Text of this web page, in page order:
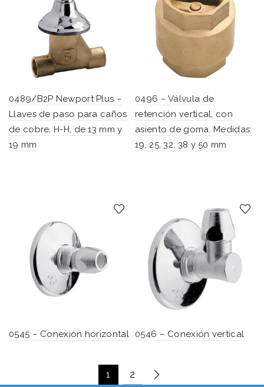
0489/B2P Newport Plus –
Llaves de paso para caños
de cobre, H-H, de 13 mm y
19 mm
0496 – Válvula de
retención vertical, con
asiento de goma. Medidas:
19, 25, 32, 38 y 50 mm
0545 – Conexión horizontal 0546 – Conexión vertical
1 2